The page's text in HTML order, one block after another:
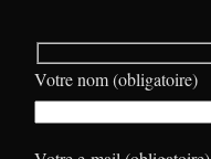
Votre nom (obligatoire)